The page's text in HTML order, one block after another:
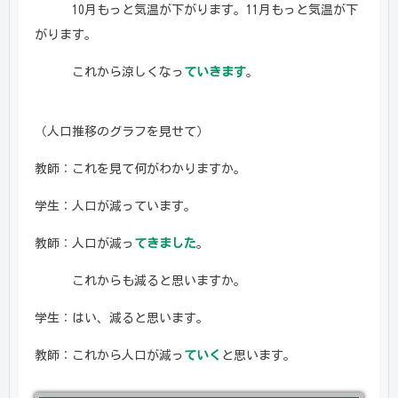
10月もっと気温が下がります。11月もっと気温が下
がります。
これから涼しくなっ ていきます。
（人口推移のグラフを見せて）
教師：これを見て何がわかりますか。
学生：人口が減っています。
教師：人口が減っ てきました。
これからも減ると思いますか。
学生：はい、減ると思います。
教師：これから人口が減っ ていく と思います。